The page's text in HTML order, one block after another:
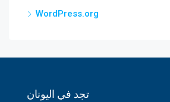
WordPress.org
تجد في اليونان